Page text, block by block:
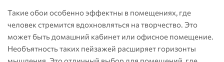
Такие обои особенно эффектны в помещениях, где
человек стремится вдохновляться на творчество. Это
может быть домашний кабинет или офисное помещение.
Необъятность таких пейзажей расширяет горизонты